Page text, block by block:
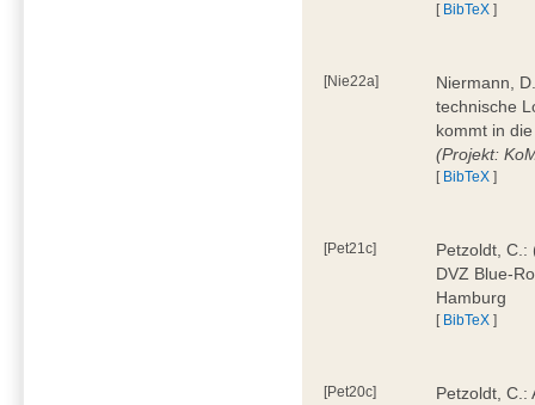
[ BibTeX ]
[Nie22a]
Niermann,
technische
kommt in
(Projekt:
[ BibTeX ]
[Pet21c]
Petzoldt, C.:
DVZ Blue-
Hamburg
[ BibTeX ]
[Pet20c]
Petzoldt, C.: